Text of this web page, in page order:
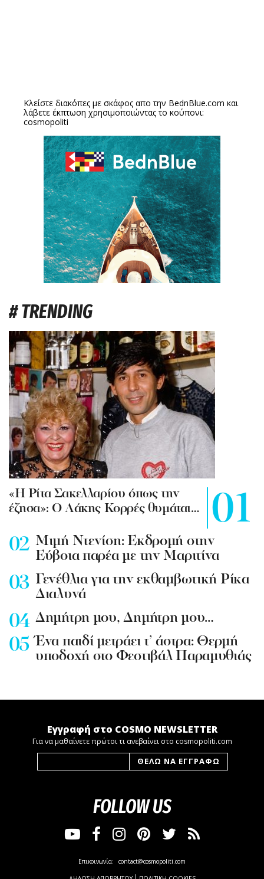
Κλείστε διακόπες με σκάφος απο την BednBlue.com και
λάβετε έκπτωση χρησιμοποιώντας το κούπονι:
cosmopoliti
# TRENDING
«Η Ρίτα Σακελλαρίου όπως την
έζησα»: Ο Λάκης Κορρές θυμάται…
Mιμή Ντενίση: Εκδρομή στην
Εύβοια παρέα με την Μαριτίνα
Γενέθλια για την εκθαμβωτική Ρίκα
Διαλυνά
Δημήτρη μου, Δημήτρη μου…
Ένα παιδί μετράει τ’ άστρα: Θερμή
υποδοχή στο Φεστιβάλ Παραμυθιάς
Εγγραφή στο COSMO NEWSLETTER
Για να μαθαίνετε πρώτοι τι ανεβαίνει στο cosmopoliti.com
FOLLOW US
Επικοινωνία: contact@cosmopoliti.com